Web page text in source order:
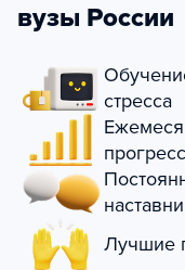
вузы России
стресса
Лучшие